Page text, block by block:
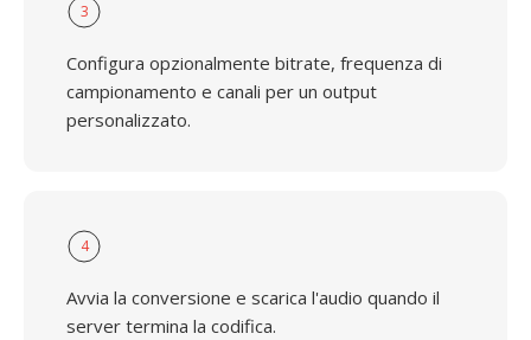
3
Configura opzionalmente bitrate, frequenza di
campionamento e canali per un output
personalizzato.
4
Avvia la conversione e scarica l'audio quando il
server termina la codifica.